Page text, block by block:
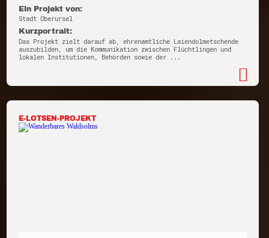
Ein Projekt von:
Stadt Oberursel
Kurzportrait:
Das Projekt zielt darauf ab, ehrenamtliche Laiendolmetschende
auszubilden, um die Kommunikation zwischen Flüchtlingen und
lokalen Institutionen, Behörden sowie der ...
E-LOTSEN-PROJEKT